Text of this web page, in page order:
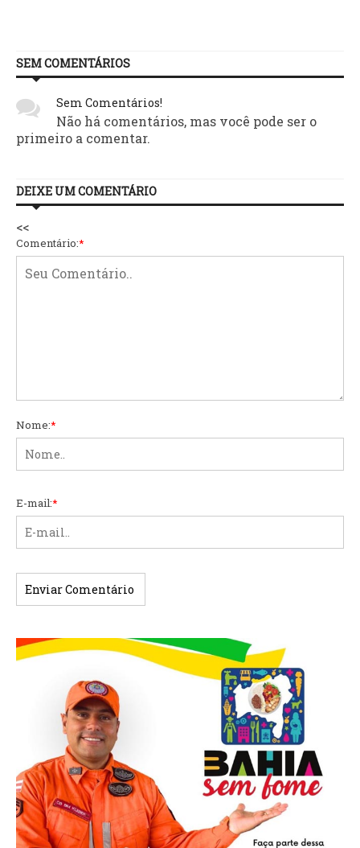
SEM COMENTÁRIOS
Sem Comentários!
Não há comentários, mas você pode ser o
primeiro a comentar.
DEIXE UM COMENTÁRIO
<<
Comentário:*
Nome:*
E-mail:*